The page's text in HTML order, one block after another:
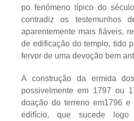
po fenómeno típico do
contradiz os testemunhos
aparentemente mais fiáveis,
de edificação do templo, tido
fervor de uma devoção bem
A construção da ermida
possivelmente em 1797 ou
doação do terreno em1796
edifício, que sucede